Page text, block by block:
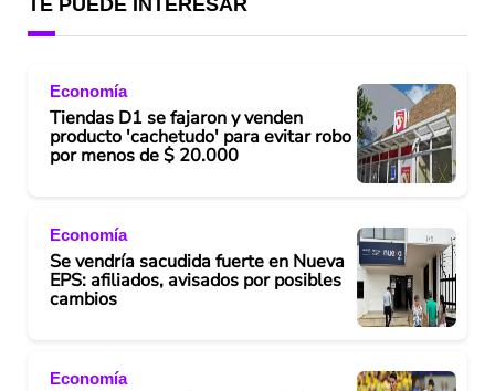
TE PUEDE INTERESAR
Economía
Tiendas D1 se fajaron y venden
producto 'cachetudo' para evitar robo
por menos de $ 20.000
Economía
Se vendría sacudida fuerte en Nueva
EPS: afiliados, avisados por posibles
cambios
Economía